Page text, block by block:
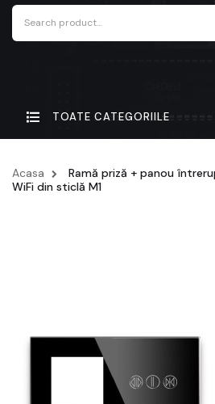
TOATE CATEGORIILE
Acasa
Ramă priză + panou
WiFi din sticlă M1